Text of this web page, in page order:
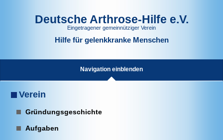
Deutsche Arthrose-Hilfe e.V.
Eingetragener gemeinnütziger Verein
Hilfe für gelenkkranke Menschen
Navigation einblenden
Verein
Gründungsgeschichte
Aufgaben